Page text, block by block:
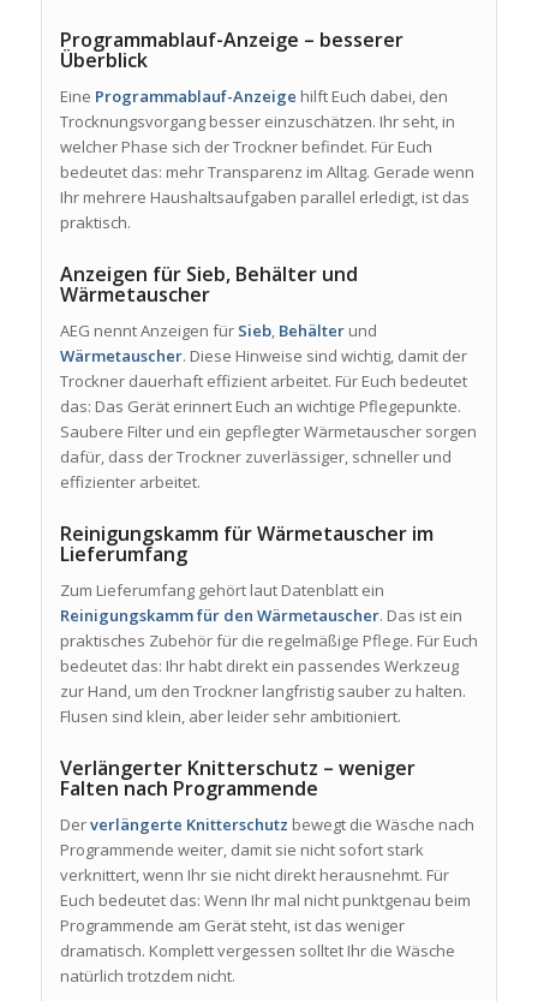
Programmablauf-Anzeige – besserer
Überblick
Eine Programmablauf-Anzeige hilft Euch dabei, den
Trocknungsvorgang besser einzuschätzen. Ihr seht, in
welcher Phase sich der Trockner befindet. Für Euch
bedeutet das: mehr Transparenz im Alltag. Gerade wenn
Ihr mehrere Haushaltsaufgaben parallel erledigt, ist das
praktisch.
Anzeigen für Sieb, Behälter und
Wärmetauscher
AEG nennt Anzeigen für Sieb, Behälterund
Wärmetauscher. Diese Hinweise sind wichtig, damit der
Trockner dauerhaft effizient arbeitet. Für Euch bedeutet
das: Das Gerät erinnert Euch an wichtige Pflegepunkte.
Saubere Filter und ein gepflegter Wärmetauscher sorgen
dafür, dass der Trockner zuverlässiger, schneller und
effizienter arbeitet.
Reinigungskamm für Wärmetauscher im
Lieferumfang
Zum Lieferumfang gehört laut Datenblatt ein
Reinigungskamm für den Wärmetauscher. Das ist ein
praktisches Zubehör für die regelmäßige Pflege. Für Euch
bedeutet das: Ihr habt direkt ein passendes Werkzeug
zur Hand, um den Trockner langfristig sauber zu halten.
Flusen sind klein, aber leider sehr ambitioniert.
Verlängerter Knitterschutz – weniger
Falten nach Programmende
Derverlängerte Knitterschutz bewegt die Wäsche nach
Programmende weiter, damit sie nicht sofort stark
verknittert, wenn Ihr sie nicht direkt herausnehmt. Für
Euch bedeutet das: Wenn Ihr mal nicht punktgenau beim
Programmende am Gerät steht, ist das weniger
dramatisch. Komplett vergessen solltet Ihr die Wäsche
natürlich trotzdem nicht.